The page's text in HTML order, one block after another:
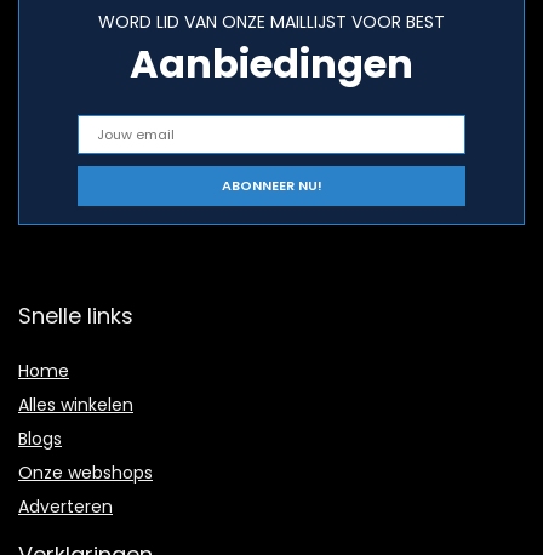
WORD LID VAN ONZE MAILLIJST VOOR BEST
Aanbiedingen
Snelle links
Home
Alles winkelen
Blogs
Onze webshops
Adverteren